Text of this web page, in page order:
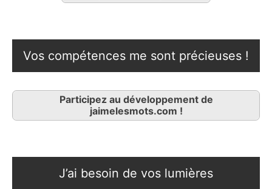
Vos compétences me sont précieuses !
Participez au développement de
jaimelesmots.com !
J’ai besoin de vos lumières